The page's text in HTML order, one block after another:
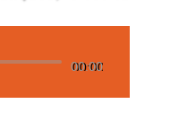
00:00